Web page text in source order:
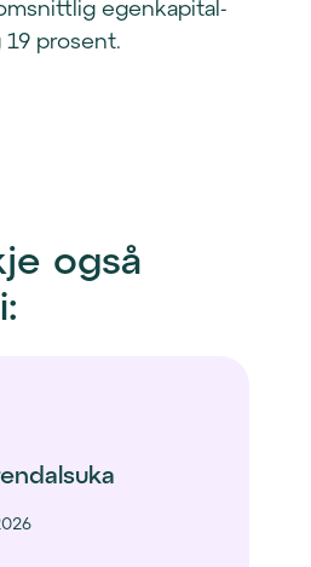
egenkapital-
19 prosent.
også